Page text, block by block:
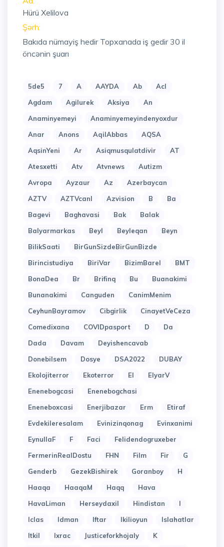
Hürü Xelilova
Şərh:
Bakıda nümayiş hedir Topxanada iş gedir 30 il
öncənin şuarı
5de5 7 A AAYDA Ab
Acl
Agdam
Agilurek Aksiya
An
Anaminyemeyi
Anaminyemeyindenyoxdur
Anar
Anons AqilAbbas
AQSA
AqsinYeni
Ar Asiqmusqulatdivir
AT
Atesxetti
Atv Atvnews
Autizm
Avropa
Ayzaur Az
Azerbaycan
AZTV
AZTVcanl Azvision B
Ba
Bagevi
Baghavasi Bak
Balak
Balyarmarkas
Beyl Beyleqan
Beyn
BilikSaati
BirGunSizdeBirGunBizde
Birincistudiya
BiriVar BizimBarel
BMT
BonaDea
Br Brifinq Bu
Buanakimi
Bunanakimi
Canguden
CanimMenim
CeyhunBayramov
Cibgirlik
CinayetVeCeza
Comedixana
COVIDpasport D
Da
Dada
Davam
Deyishencavab
Donebilsem
Dosye DSA2022
DUBAY
Ekolojiterror
Ekoterror El
ElyarV
Enenebogcasi
Enenebogchasi
Eneneboxcasi
Enerjibazar Erm
Etiraf
Evdekileresalam
Evinizinqonag
Evinxanimi
EynullaF
F Faci
Felidendogruxeber
FermerinRealDostu
FHN Film Fir
G
Genderb
GezekBishirek Goranboy
H
Haaqa
HaaqaM Haqq
Hava
HavaLiman
Herseydaxil Hindistan
I
Iclas
Idman Iftar Ikilioyun
Islahatlar
Itkil
Ixrac Justiceforkhojaly
K